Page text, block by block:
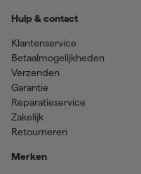
Hulp & contact
Klantenservice
Betaalmogelijkheden
Verzenden
Garantie
Reparatieservice
Zakelijk
Retourneren
Merken